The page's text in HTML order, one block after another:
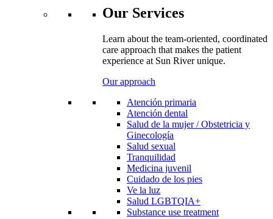
Our Services
Learn about the team-oriented, coordinated
care approach that makes the patient
experience at Sun River unique.
Our approach
Atención primaria
Atención dental
Salud de la mujer / Obstetricia y
Ginecología
Salud sexual
Tranquilidad
Medicina juvenil
Cuidado de los pies
Ve la luz
Salud LGBTQIA+
Substance use treatment